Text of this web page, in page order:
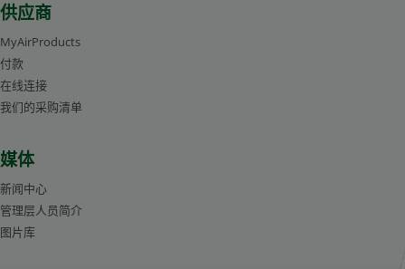
供应商
MyAirProducts
付款
在线连接
我们的采购清单
媒体
新闻中心
管理层人员简介
图片库